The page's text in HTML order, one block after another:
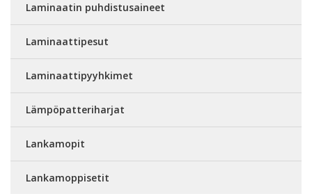
Laminaatin puhdistusaineet
Laminaattipesut
Laminaattipyyhkimet
Lämpöpatteriharjat
Lankamopit
Lankamoppisetit